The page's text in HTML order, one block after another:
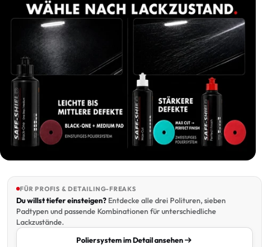
FÜR PROFIS & DETAILING-FREAKS
Du willst tiefer einsteigen? Entdecke alle drei Polituren, sieben
Padtypen und passende Kombinationen für unterschiedliche
Lackzustände.
Poliersystem im Detail ansehen